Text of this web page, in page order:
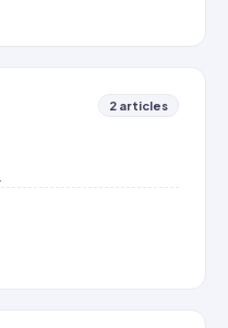
2 articles